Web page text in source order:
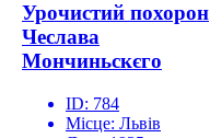
Урочистий похорон
Чеслава
Мончиньскєго
ID: 784
Місце: Львів